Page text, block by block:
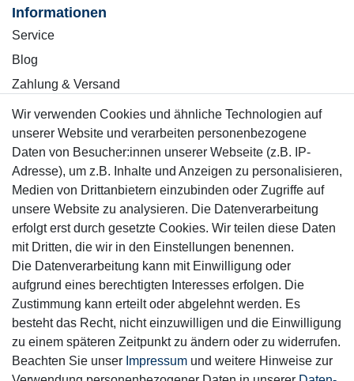
Informationen
Service
Blog
Zahlung & Versand
Sicher einkaufen
Mitglied
Motor-Fit
© Copyright 2026 | Alle Rechte vorbehalten.
Wir verwenden Cookies und ähnliche Technologien auf
unserer Website und verarbeiten personenbezogene
Daten von Besucher:innen unserer Webseite (z.B. IP-
Adresse), um z.B. Inhalte und Anzeigen zu personalisieren,
Medien von Drittanbietern einzubinden oder Zugriffe auf
unsere Website zu analysieren. Die Datenverarbeitung
erfolgt erst durch gesetzte Cookies. Wir teilen diese Daten
mit Dritten, die wir in den Einstellungen benennen.
Die Datenverarbeitung kann mit Einwilligung oder
aufgrund eines berechtigten Interesses erfolgen. Die
Zustimmung kann erteilt oder abgelehnt werden. Es
besteht das Recht, nicht einzuwilligen und die Einwilligung
zu einem späteren Zeitpunkt zu ändern oder zu widerrufen.
Beachten Sie unser Impressum und weitere Hinweise zur